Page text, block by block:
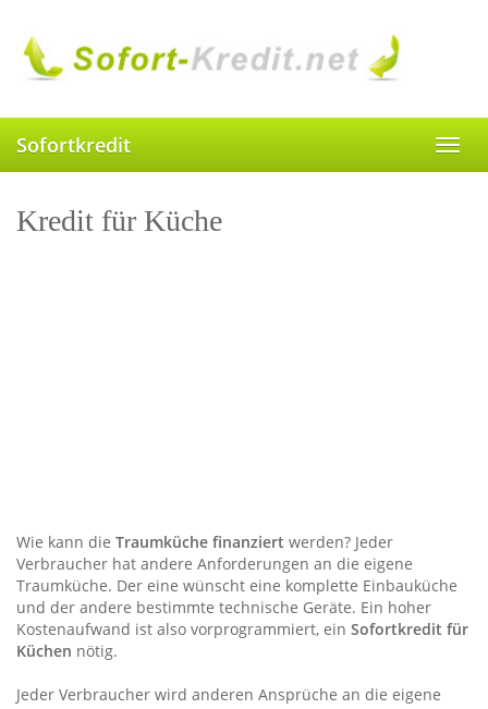
main
content
Sofortkredit
Kredit für Küche
Wie kann die Traumküche finanziert werden? Jeder
Verbraucher hat andere Anforderungen an die eigene
Traumküche. Der eine wünscht eine komplette Einbauküche
und der andere bestimmte technische Geräte. Ein hoher
Kostenaufwand ist also vorprogrammiert, ein Sofortkredit für
Küchen nötig.
Jeder Verbraucher wird anderen Ansprüche an die eigene